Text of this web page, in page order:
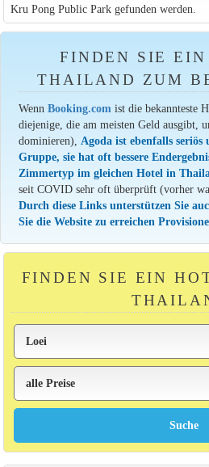
Kru Pong Public Park gefunden werden.
FINDEN SIE
THAILAND ZUM
WennBooking.comist die bekannteste
diejenige, die am meisten Geld ausgibt,
dominieren), Agoda ist ebenfalls seriös
Gruppe, sie hat oft bessere
Zimmertyp im gleichen Hotel in
seit COVID sehr oft überprüft (vorher
Durch diese Links unterstützen Sie
Sie die Website zu erreichen
FINDEN SIE EIN